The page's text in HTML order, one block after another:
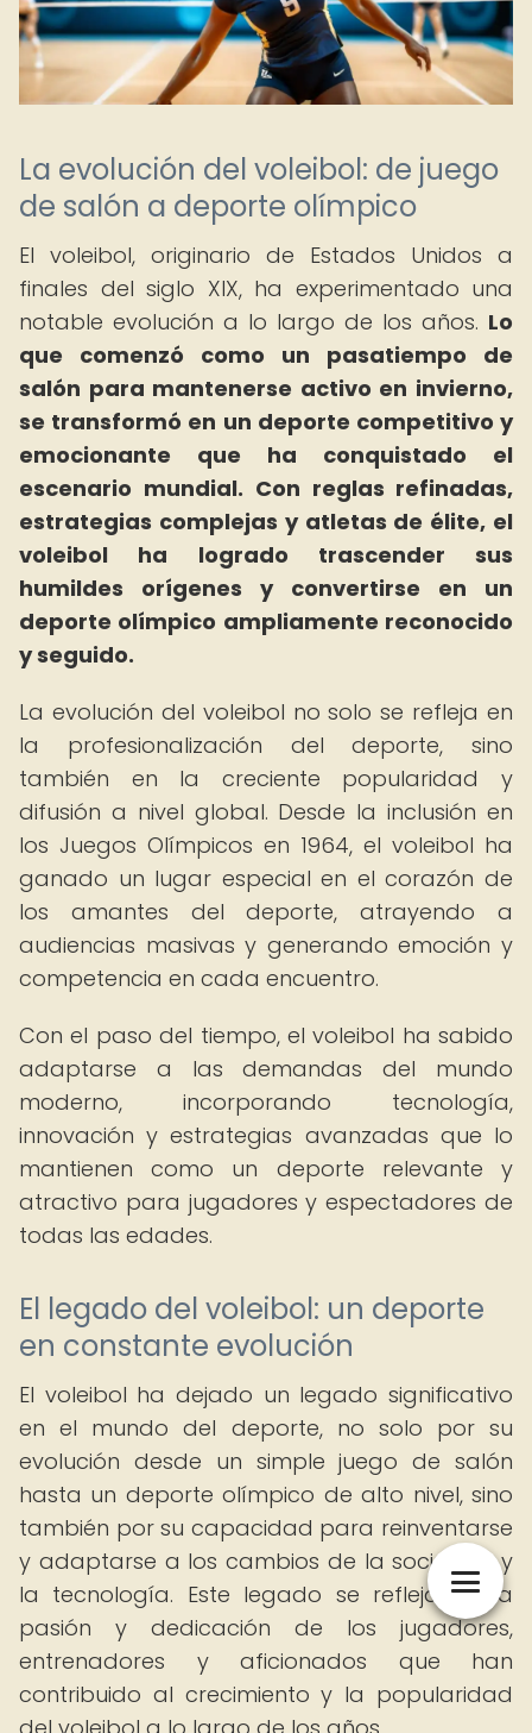
La evolución del voleibol: de juego
de salón a deporte olímpico
El voleibol, originario de Estados Unidos a
finales del siglo XIX, ha experimentado una
notable evolución a lo largo de los años. Lo
que comenzó como un pasatiempo de
salón para mantenerse activo en invierno,
se transformó en un deporte competitivo y
emocionante que ha conquistado el
escenario mundial. Con reglas refinadas,
estrategias complejas y atletas de élite, el
voleibol ha logrado trascender sus
humildes orígenes y convertirse en un
deporte olímpico ampliamente reconocido
y seguido.
La evolución del voleibol no solo se refleja en
la profesionalización del deporte, sino
también en la creciente popularidad y
difusión a nivel global. Desde la inclusión en
los Juegos Olímpicos en 1964, el voleibol ha
ganado un lugar especial en el corazón de
los amantes del deporte, atrayendo a
audiencias masivas y generando emoción y
competencia en cada encuentro.
Con el paso del tiempo, el voleibol ha sabido
adaptarse a las demandas del mundo
moderno, incorporando tecnología,
innovación y estrategias avanzadas que lo
mantienen como un deporte relevante y
atractivo para jugadores y espectadores de
todas las edades.
El legado del voleibol: un deporte
en constante evolución
El voleibol ha dejado un legado significativo
en el mundo del deporte, no solo por su
evolución desde un simple juego de salón
hasta un deporte olímpico de alto nivel, sino
también por su capacidad para reinventarse
y adaptarse a los cambios de la sociedad y
la tecnología. Este legado se refleja en la
pasión y dedicación de los jugadores,
entrenadores y aficionados que han
contribuido al crecimiento y la popularidad